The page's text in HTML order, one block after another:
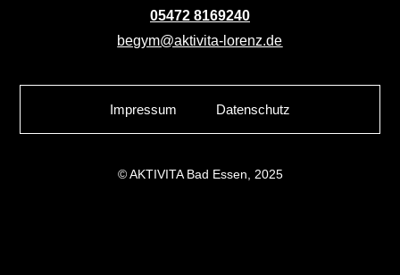
05472 8169240
begym@aktivita-lorenz.de
Impressum Datenschutz
© AKTIVITA Bad Essen, 2025